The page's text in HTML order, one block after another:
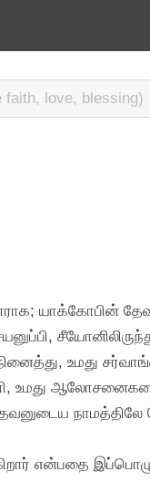
யாக்கோபின்
உமது
உமது
என்பதை